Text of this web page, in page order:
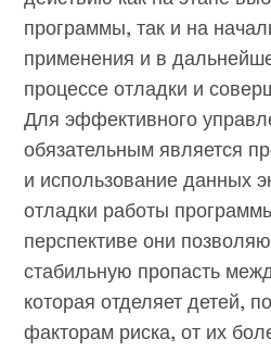
программы, так и на
применения и в
процессе отладки и
Для эффективного
обязательным является
и использование данных
отладки работы
перспективе они
стабильную пропасть
которая отделяет детей,
факторам риска, от их